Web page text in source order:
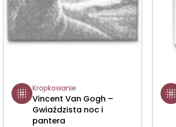
Kropkowanie
Vincent Van Gogh –
Gwiaździsta noc i
pantera